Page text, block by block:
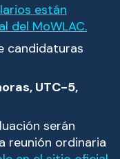
están
del MoWLAC.
candidaturas
UTC-5,
serán
reunión ordinaria